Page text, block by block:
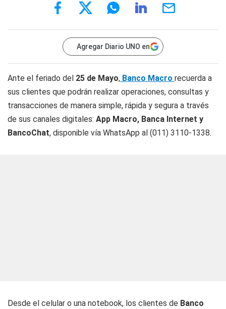
Agregar Diario UNO en
Ante el feriado del 25 de Mayo, Banco Macro recuerda a
sus clientes que podrán realizar operaciones, consultas y
transacciones de manera simple, rápida y segura a través
de sus canales digitales: App Macro, Banca Internet y
BancoChat, disponible vía WhatsApp al (011) 3110-1338.
Desde el celular o una notebook, los clientes de Banco